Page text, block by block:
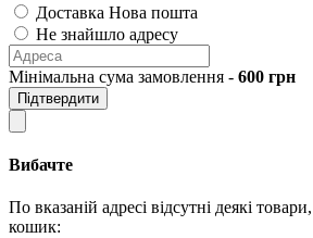
Доставка Нова пошта
Не знайшло адресу
Мінімальна сума замовлення - 600 грн
Підтвердити
Вибачте
По вказаній адресі відсутні деякі
кошик: